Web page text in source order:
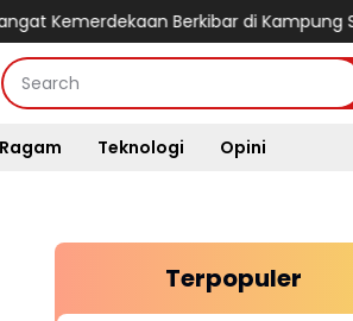
Berkibar di Kampung Sesor,
Ragam Teknologi Opini
Terpopuler